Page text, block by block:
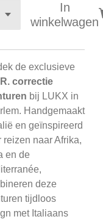
In
winkelwagen
de exclusieve
correctie
bij LUKX in
Handgemaakt
en geïnspireerd
reizen naar Afrika,
en de
deze
tijdloos
met Italiaans